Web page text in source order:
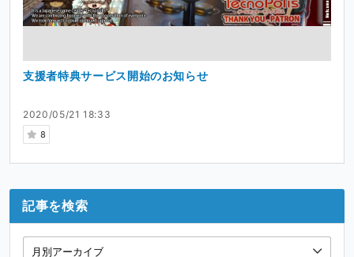
2020/05/21 18:33
8
支援者特典サービス開始のお知らせ
記事を検索